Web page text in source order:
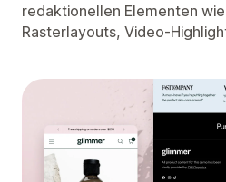
redaktionellen Elementen
Rasterlayouts, Video-